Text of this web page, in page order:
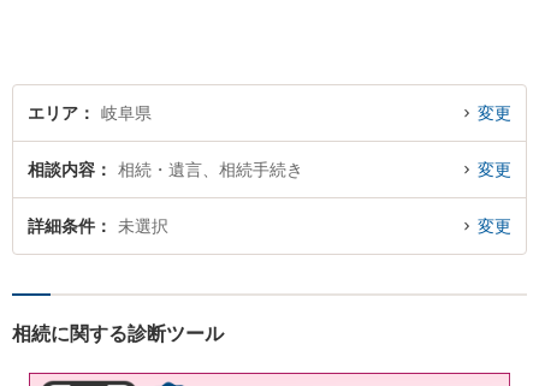
エリア 岐阜県 変更
相談内容 相続・遺言、相続手続き 変更
詳細条件 未選択 変更
相続に関する診断ツール